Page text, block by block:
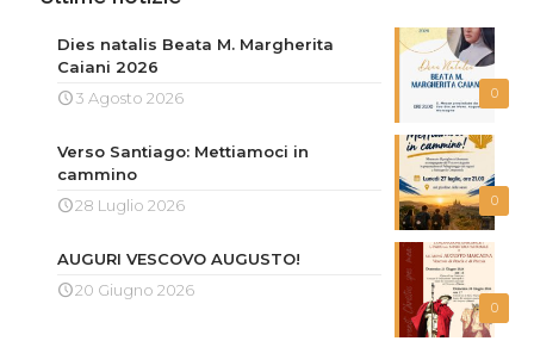
0
Dies natalis Beata M. Margherita
Caiani 2026
3 Agosto 2026
0
Verso Santiago: Mettiamoci in
cammino
28 Luglio 2026
0
AUGURI VESCOVO AUGUSTO!
20 Giugno 2026